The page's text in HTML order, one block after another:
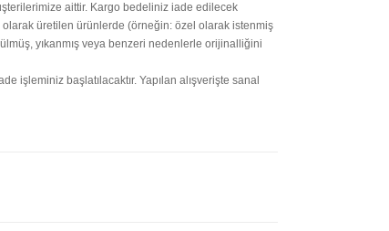
aittir. Kargo bedeliniz iade edilecek
olarak üretilen ürünlerde (örneğin: özel olarak istenmiş
yıkanmış veya benzeri nedenlerle orijinalliğini
işleminiz başlatılacaktır. Yapılan alışverişte sanal